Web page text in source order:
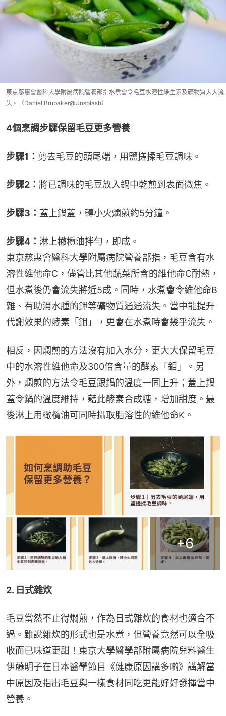
東京慈惠會醫科大學附屬病院營養部指水煮會令毛豆水溶性維生素及礦物質大大流
失。（Daniel Brubaker@Unsplash）
4個烹調步驟保留毛豆更多營養
步驟1： 剪去毛豆的頭尾端，用鹽搓揉毛豆調味。
步驟2： 將已調味的毛豆放入鍋中乾煎到表面微焦。
步驟3： 蓋上鍋蓋，轉小火燜煎約5分鐘。
步驟4： 淋上橄欖油拌勻，即成。
東京慈惠會醫科大學附屬病院營養部指，毛豆含有水
溶性維他命C，儘管比其他蔬菜所含的維他命C耐熱，
但水煮後仍會流失將近5成。同時，水煮會令維他命B
雜、有助消水腫的鉀等礦物質通通流失。當中能提升
代謝效果的酵素「鉬」，更會在水煮時會幾乎流失。
相反，因燜煎的方法沒有加入水分，更大大保留毛豆
中的水溶性維他命及300倍含量的酵素「鉬」。另
外，燜煎的方法令毛豆跟鍋的溫度一同上升；蓋上鍋
蓋令鍋的溫度維持，藉此酵素合成糖，增加甜度。最
後淋上用橄欖油可同時攝取脂溶性的維他命K。
+6
2. 日式雜炊
毛豆當然不止得燜煎，作為日式雜炊的食材也適合不
過。雖說雜炊的形式也是水煮，但營養竟然可以全吸
收而已味道更甜！東京大學醫學部附屬病院兒料醫生
伊藤明子在日本醫學節目《健康原因講多啲》講解當
中原因及指出毛豆與一樣食材同吃更能好好發揮當中
營養。